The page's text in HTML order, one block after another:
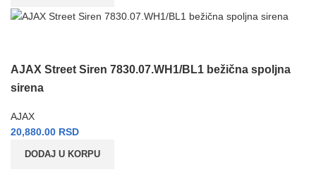
AJAX Street Siren 7830.07.WH1/BL1 bežična spoljna
sirena
AJAX
20,880.00 RSD
DODAJ U KORPU